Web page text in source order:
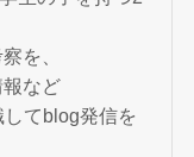
を、
など
てblog発信を